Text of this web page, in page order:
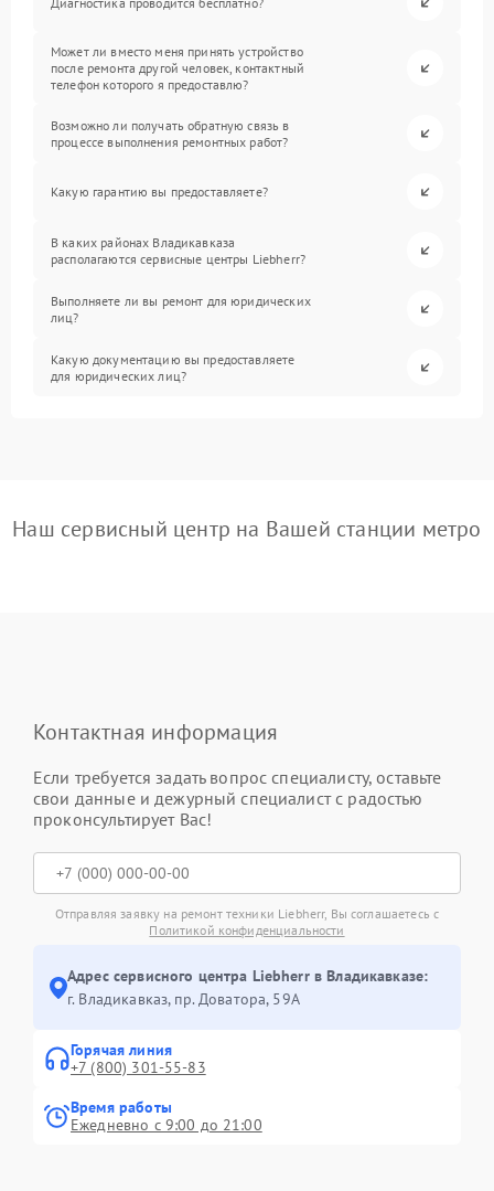
Может ли вместо меня принять устройство
после ремонта другой человек, контактный
телефон которого я предоставлю?
Возможно ли получать обратную связь в
процессе выполнения ремонтных работ?
Какую гарантию вы предоставляете?
В каких районах Владикавказа
располагаются сервисные центры Liebherr?
Выполняете ли вы ремонт для юридических
лиц?
Какую документацию вы предоставляете
для юридических лиц?
Наш сервисный центр на Вашей станции метро
Контактная информация
Если требуется задать вопрос специалисту, оставьте
свои данные и дежурный специалист с радостью
проконсультирует Вас!
Отправляя заявку на ремонт техники Liebherr, Вы соглашаетесь с
Политикой конфиденциальности
Адрес сервисного центра Liebherr в Владикавказе:
г. Владикавказ, пр. Доватора, 59А
Горячая линия
+7 (800) 301-55-83
Время работы
Ежедневно с 9:00 до 21:00